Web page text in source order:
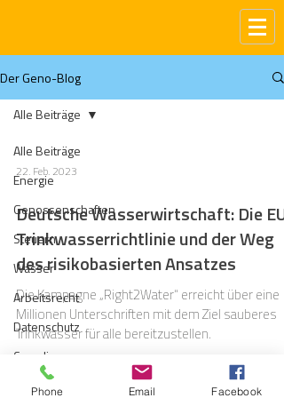
Der Geno-Blog
Alle Beiträge
Energie
Genossenschaften
Steuern
Wasser
Arbeitsrecht
Datenschutz
Compliance
Gas
Alle Beiträge
22. Feb. 2023
Deutsche Wasserwirtschaft: Die EU-
Trinkwasserrichtlinie und der Weg
des risikobasierten Ansatzes
Die Kampagne „Right2Water“ erreicht über eine
Millionen Unterschriften mit dem Ziel sauberes
Trinkwasser für alle bereitzustellen.
Phone Email Facebook